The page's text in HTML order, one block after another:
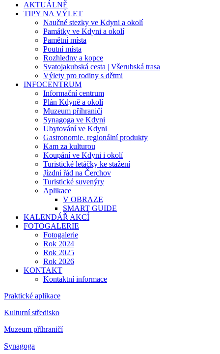
AKTUÁLNĚ
TIPY NA VÝLET
Naučné stezky ve Kdyni a okolí
Památky ve Kdyni a okolí
Pamětní místa
Poutní místa
Rozhledny a kopce
Svatojakubská cesta | Všerubská trasa
Výlety pro rodiny s dětmi
INFOCENTRUM
Informační centrum
Plán Kdyně a okolí
Muzeum příhraničí
Synagoga ve Kdyni
Ubytování ve Kdyni
Gastronomie, regionální produkty
Kam za kulturou
Koupání ve Kdyni i okolí
Turistické letáčky ke stažení
Jízdní řád na Čerchov
Turistické suvenýry
Aplikace
V OBRAZE
SMART GUIDE
KALENDÁŘ AKCÍ
FOTOGALERIE
Fotogalerie
Rok 2024
Rok 2025
Rok 2026
KONTAKT
Kontaktní informace
Praktické aplikace
Kulturní středisko
Muzeum příhraničí
Synagoga